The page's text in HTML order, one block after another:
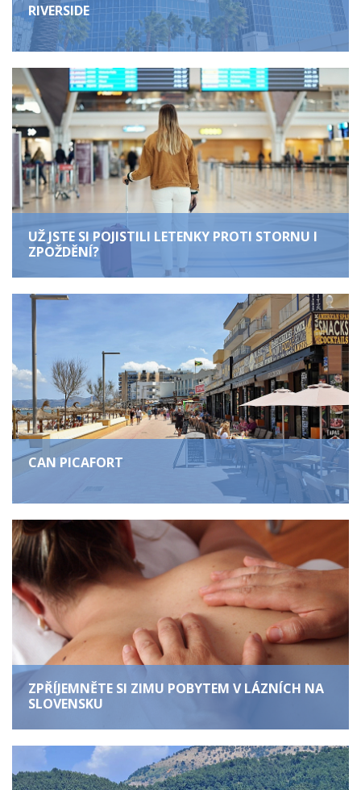
RIVERSIDE
UŽ JSTE SI POJISTILI LETENKY PROTI STORNU I
ZPOŽDĚNÍ?
CAN PICAFORT
ZPŘÍJEMNĚTE SI ZIMU POBYTEM V LÁZNÍCH NA
SLOVENSKU